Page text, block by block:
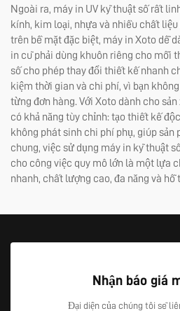
Ngoài ra, máy in UV kỹ thuật số rất
kính, kim loại, nhựa và nhiều chất liệu
trên bề mặt đặc biệt, máy in Xoto dễ
in cũ phải dùng khuôn riêng cho mỗi
số cho phép thay đổi thiết kế nhanh
kiệm thời gian và chi phí, vì bạn
từng đơn hàng. Với Xoto dành cho
có khả năng tùy chỉnh: tạo thiết kế
không phát sinh chi phí phụ, giúp sản
chung, việc sử dụng máy in kỹ thuật
cho công việc quy mô lớn là một lựa
nhanh, chất lượng cao, đa năng và hỗ
Nhận báo giá
Đại diện của chúng tôi sẽ